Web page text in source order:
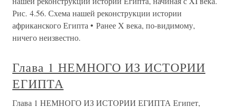
Рис. 4.56. Схема нашей реконструкции истории
африканского Египта • Ранее X века, по-видимому,
ничего неизвестно.
Глава 1 НЕМНОГО ИЗ ИСТОРИИ
ЕГИПТА
Глава 1 НЕМНОГО ИЗ ИСТОРИИ ЕГИПТА Египет,